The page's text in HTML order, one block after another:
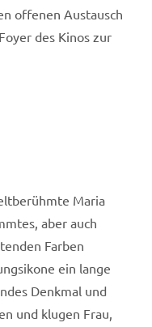
offenen Austausch
des Kinos zur
Maria
aber auch
Farben
ein lange
Denkmal und
und klugen Frau,